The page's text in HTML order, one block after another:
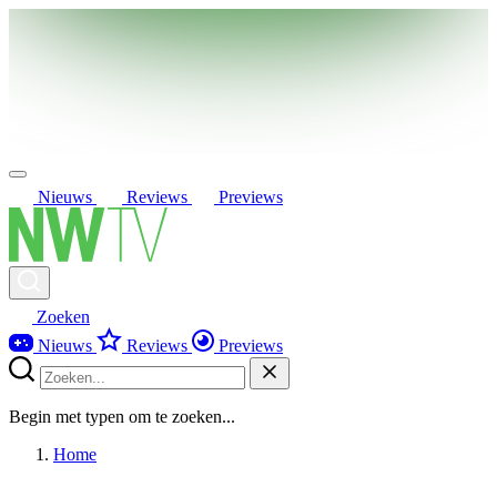
Nieuws Reviews Previews
Zoeken
Nieuws
Reviews Previews
Begin met typen om te zoeken...
Home